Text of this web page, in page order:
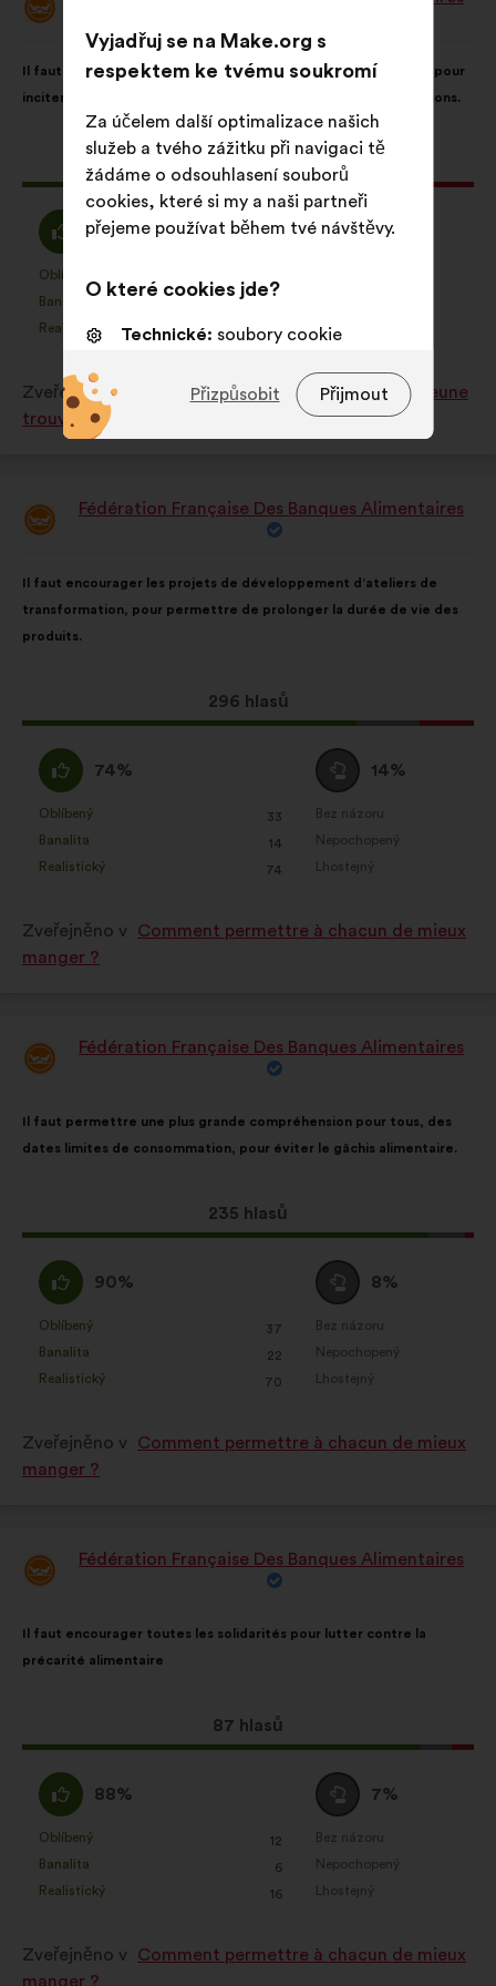
Návrh:
návrhu:
Il faut généraliser les dispositifs "pass région / département" pour
inciter et faciliter l'engagement des jeunes auprès d'associations.
získal:
178 hlasů
distribucí:
Souhlasím
:
62%
Tento
kvalifikován:
Oblíbený
:krát
Banalita
:krát
Realistický
: 36
krát
Neutrální
24%
byl
kvalifikován:
Lhostejný
:krát
Zveřejněno v
Quelles solutions pour que chaque jeune
trouve sa place dans la société ?
Návrh:
Fédération Française Des Banques Alimentaires
návrhu:
Il faut encourager les projets de développement d’ateliers de
transformation, pour permettre de prolonger la durée de vie des
produits.
Tento
návrh
296 hlasů
distribucí:
Souhlasím
:
74%
Oblíbený
: 33
krát
Banalita
: 14
krát
Realistický
: 74
krát
Neutrální
hlas
:
14%
Bez názoru
:krát
Nepochopený
:krát
Lhostejný
:krát
Zveřejněno v
Comment permettre à chacun de mieux
manger ?
Návrh:
Fédération Française Des Banques Alimentaires
návrhu:
Il faut permettre une plus grande compréhension pour tous, des
dates limites de consommation, pour éviter le gâchis alimentaire.
Tento
návrh
235 hlasů
distribucí:
Souhlasím
:
90%
Oblíbený
: 37
krát
Banalita
: 22
krát
Realistický
: 70
krát
Neutrální
hlas
:
8%
Bez názoru
:krát
Nepochopený
:krát
Lhostejný
:krát
Zveřejněno v
Comment permettre à chacun de mieux
manger ?
Návrh:
Fédération Française Des Banques Alimentaires
návrhu:
Il faut encourager toutes les solidarités pour lutter contre la
précarité alimentaire
Tento
návrh
87 hlasů
distribucí:
Souhlasím
:
88%
Oblíbený
: 12
krát
Banalita
: 6
krát
Realistický
: 16
krát
Neutrální
hlas
:
7%
Bez názoru
:krát
Nepochopený
:krát
Lhostejný
:krát
Zveřejněno v
Comment permettre à chacun de mieux
manger ?
Vyjadřuj se na Make.org s
respektem ke tvému soukromí
Za účelem další optimalizace našich
služeb a tvého zážitku při navigaci tě
žádáme o odsouhlasení souborů
cookies, které si my a naši partneři
přejeme používat během tvé návštěvy.
O které cookies jde?
Technické: soubory cookie
Statistické:soubory cookie k
obohacení analýzy našich
Přijmout
Přizpůsobit